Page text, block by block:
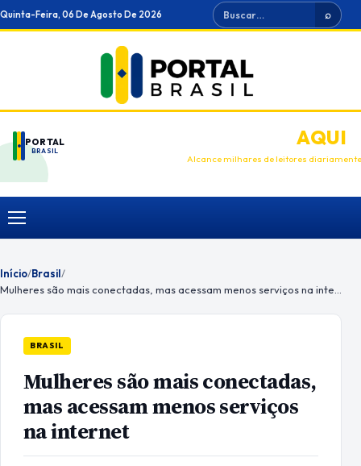
Ir
para
Quinta-Feira, 06 De Agosto De 2026 Buscar ⌕
PORTAL
BRASIL
ANUNCIEAQUI
Alcance milhares de leitores diariamente
Menu
Início/Brasil/
BRASIL
Mulheres são mais conectadas,
mas acessam menos serviços
na internet